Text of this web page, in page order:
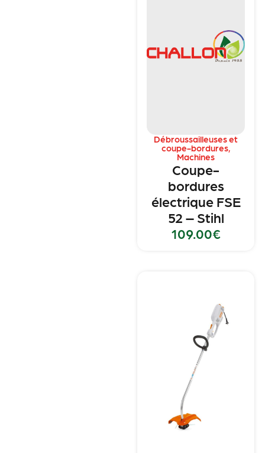
Débroussailleuses et
coupe-bordures,
Machines
Coupe-
bordures
électrique FSE
52 – Stihl
109.00€